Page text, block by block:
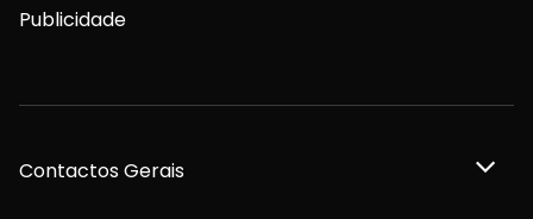
Publicidade
Contactos Gerais